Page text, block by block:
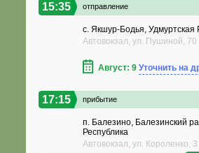
15:35 отправление
с. Якшур-Бодья, Удмуртская
Автовокзал, ул. Пушиной, 70
Август: 9 Уточнить на
17:15 прибытие
п. Балезино, Балезинский
Республика
Автовокзал, ул. Короленко, 3